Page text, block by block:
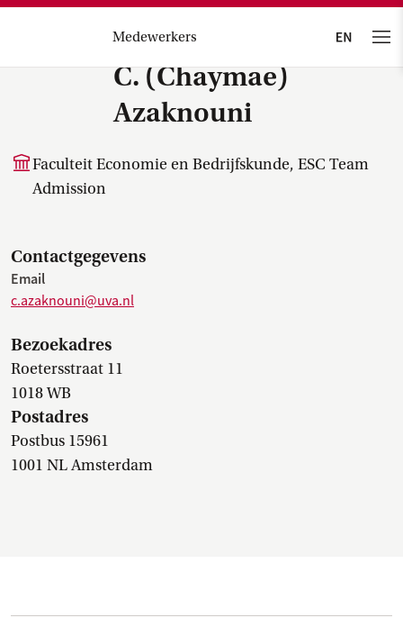
Medewerkers
C. (Chaymae)
Azaknouni
Faculteit Economie en Bedrijfskunde, ESC Team
Admission
Contactgegevens
Email
c.azaknouni@uva.nl
Bezoekadres
Roetersstraat 11
1018 WB
Postadres
Postbus 15961
1001 NL Amsterdam